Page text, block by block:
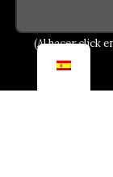
(Al hacer click